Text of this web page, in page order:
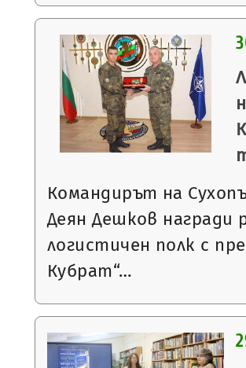
Командирът на
Деян Дешков награди
логистичен полк с
Кубрат“…